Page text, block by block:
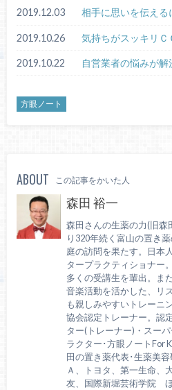
2019.12.03 相手に思いを伝える
2019.10.26 気持ちがスッキリＣ
2019.10.22 自営業者の悩みが
方眼ノート
ABOUT この記事をかいた人
森田 裕一
森田さんの生薬の力(旧森
り320年続く富山の置き
庭の訪問を果たす。日本
タープラクティショナー
多くの受講生を輩出。ま
音楽活動を活かした、リ
も親しみやすいトレーニ
協会認定トレーナー。認
ター(トレーナー)・スー
ラクター･方眼ノートFor
田の置き薬代表･生薬美
Ａ、トヨタ、第一生命、
友、国際新堀芸術学